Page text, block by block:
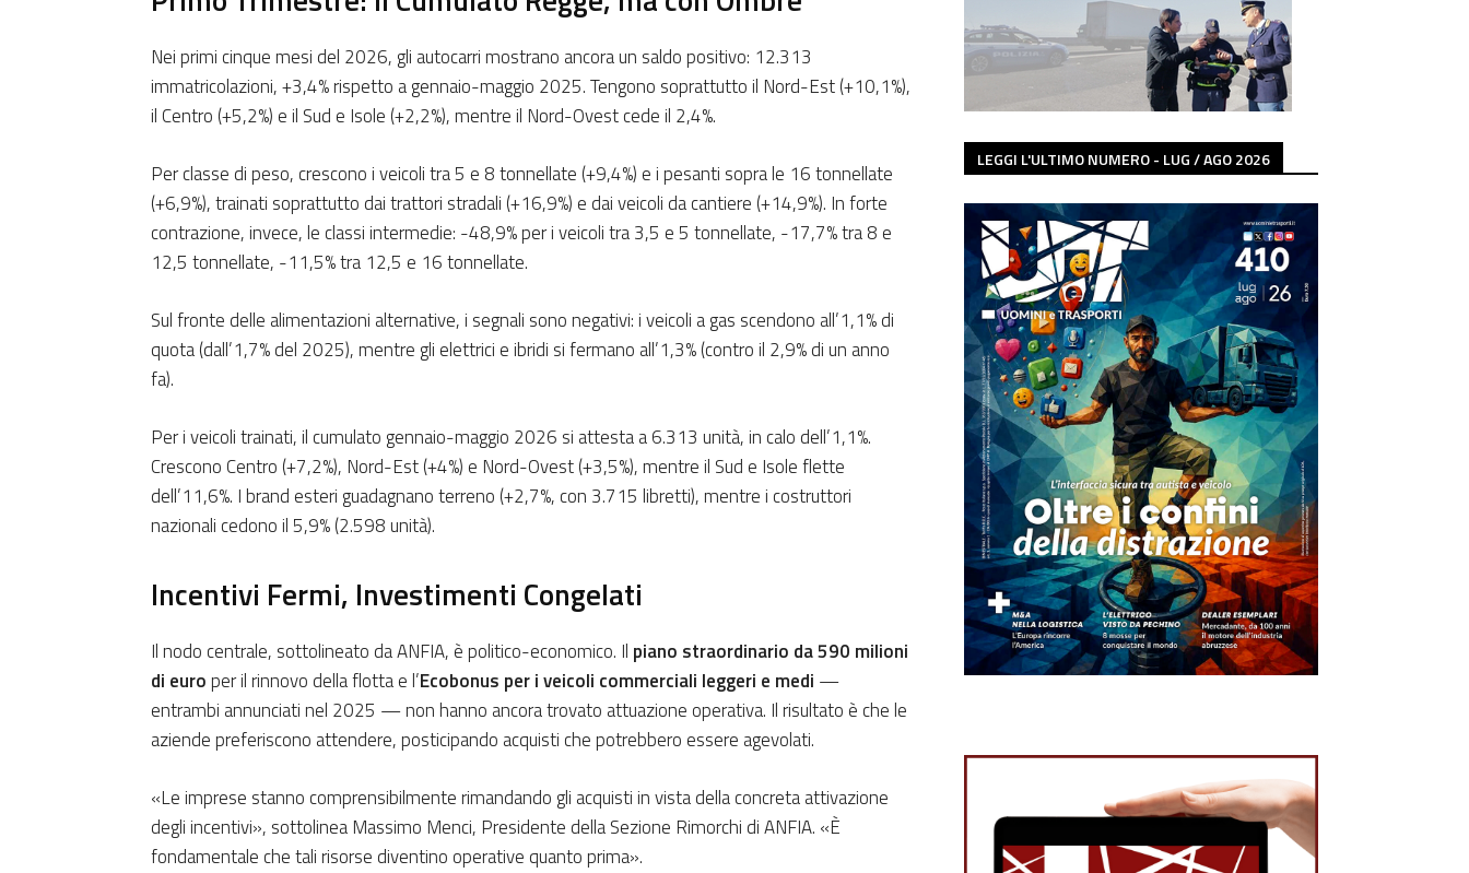
Nei primi cinque mesi del 2026, gli autocarri mostrano ancora un saldo positivo: 12.313
immatricolazioni, +3,4% rispetto a gennaio-maggio 2025. Tengono soprattutto il Nord-Est (+10,1%),
il Centro (+5,2%) e il Sud e Isole (+2,2%), mentre il Nord-Ovest cede il 2,4%.
Per classe di peso, crescono i veicoli tra 5 e 8 tonnellate (+9,4%) e i pesanti sopra le 16 tonnellate
(+6,9%), trainati soprattutto dai trattori stradali (+16,9%) e dai veicoli da cantiere (+14,9%). In forte
contrazione, invece, le classi intermedie: -48,9% per i veicoli tra 3,5 e 5 tonnellate, -17,7% tra 8 e
12,5 tonnellate, -11,5% tra 12,5 e 16 tonnellate.
Sul fronte delle alimentazioni alternative, i segnali sono negativi: i veicoli a gas scendono all’1,1% di
quota (dall’1,7% del 2025), mentre gli elettrici e ibridi si fermano all’1,3% (contro il 2,9% di un anno
fa).
Per i veicoli trainati, il cumulato gennaio-maggio 2026 si attesta a 6.313 unità, in calo dell’1,1%.
Crescono Centro (+7,2%), Nord-Est (+4%) e Nord-Ovest (+3,5%), mentre il Sud e Isole flette
dell’11,6%. I brand esteri guadagnano terreno (+2,7%, con 3.715 libretti), mentre i costruttori
nazionali cedono il 5,9% (2.598 unità).
Incentivi Fermi, Investimenti Congelati
Il nodo centrale, sottolineato da ANFIA, è politico-economico. Il piano straordinario da 590 milioni
di europer il rinnovo della flotta e l’Ecobonus per i veicoli commerciali leggeri e medi —
entrambi annunciati nel 2025 — non hanno ancora trovato attuazione operativa. Il risultato è che le
aziende preferiscono attendere, posticipando acquisti che potrebbero essere agevolati.
«Le imprese stanno comprensibilmente rimandando gli acquisti in vista della concreta attivazione
degli incentivi», sottolinea Massimo Menci, Presidente della Sezione Rimorchi di ANFIA. «È
fondamentale che tali risorse diventino operative quanto prima».
LEGGI L'ULTIMO NUMERO - LUG / AGO 2026